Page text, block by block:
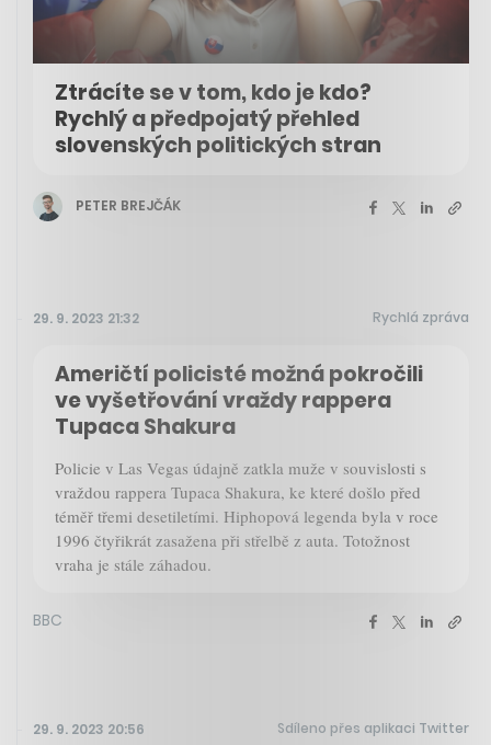
Ztrácíte se v tom, kdo je kdo?
Rychlý a předpojatý přehled
slovenských politických stran
PETER BREJČÁK
29. 9. 2023 21:32 Rychlá zpráva
Američtí policisté možná pokročili
ve vyšetřování vraždy rappera
Tupaca Shakura
Policie v Las Vegas údajně zatkla muže v souvislosti s
vraždou rappera Tupaca Shakura, ke které došlo před
téměř třemi desetiletími. Hiphopová legenda byla v roce
1996 čtyřikrát zasažena při střelbě z auta. Totožnost
vraha je stále záhadou.
BBC
29. 9. 2023 20:56 Sdíleno přes aplikaci Twitter